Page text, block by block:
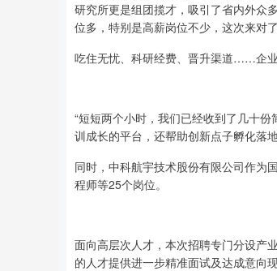
研究所更是组团揽才，吸引了省内外众
位多，特别是高薪岗位不少，这次来对
吃住无忧、科研经费、晋升渠道……企业
“短短两个小时，我们已经收到了几十
训成长的平台，还帮助创新点子孵化落
同时，中科航宇技术股份有限公司作为
程师等25个岗位。
面向高层次人才，本次招聘专门分设产
的人才提供进一步精准面试及达成意向